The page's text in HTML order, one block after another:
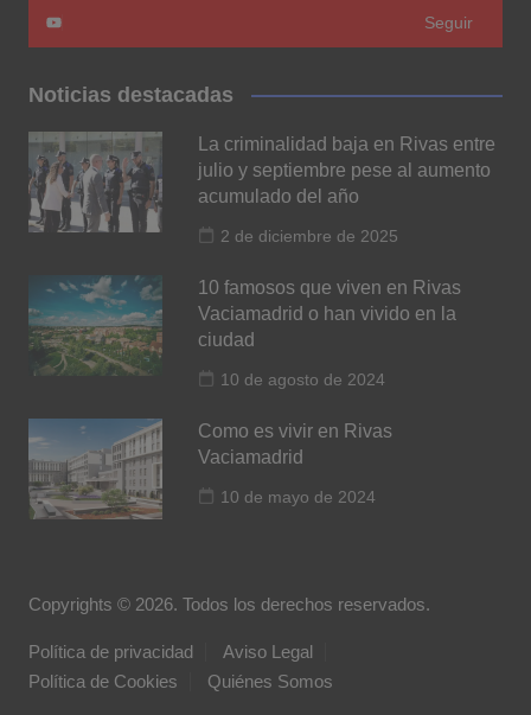
Seguir
Noticias destacadas
La criminalidad baja en Rivas entre
julio y septiembre pese al aumento
acumulado del año
2 de diciembre de 2025
10 famosos que viven en Rivas
Vaciamadrid o han vivido en la
ciudad
10 de agosto de 2024
Como es vivir en Rivas
Vaciamadrid
10 de mayo de 2024
Copyrights © 2026. Todos los derechos reservados.
Política de privacidad
Aviso Legal
Política de Cookies
Quiénes Somos